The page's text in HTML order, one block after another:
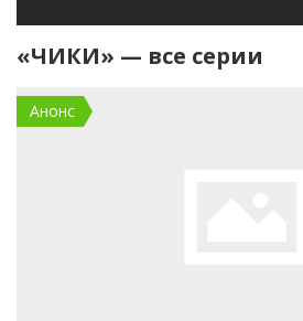
«ЧИКИ» — все серии
Анонс